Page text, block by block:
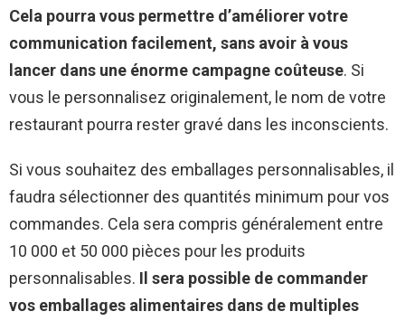
Cela pourra vous permettre d’améliorer votre
communication facilement, sans avoir à vous
lancer dans une énorme campagne coûteuse. Si
vous le personnalisez originalement, le nom de votre
restaurant pourra rester gravé dans les inconscients.
Si vous souhaitez des emballages personnalisables, il
faudra sélectionner des quantités minimum pour vos
commandes. Cela sera compris généralement entre
10 000 et 50 000 pièces pour les produits
personnalisables. Il sera possible de commander
vos emballages alimentaires dans de multiples